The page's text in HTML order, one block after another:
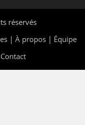
réservés
| À propos | Équipe
Contact